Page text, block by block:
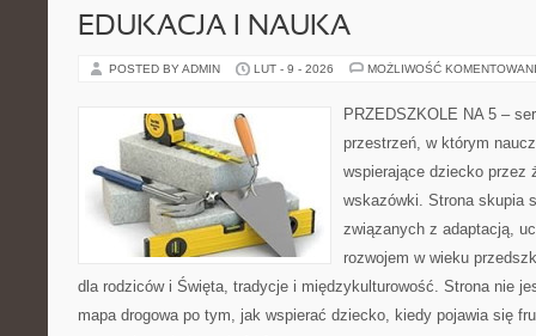
EDUKACJA I NAUKA
POSTED BY ADMIN LUT - 9 - 2026 MOŻLIWOŚĆ
PRZEDSZKOLE NA 5 –
przestrzeń, w którym
wspierające dziecko przez
wskazówki. Strona skupia
związanych z adaptacją,
rozwojem w wieku
dla rodziców i Święta, tradycje i międzykulturowość. Strona nie
mapa drogowa po tym, jak wspierać dziecko, kiedy pojawia się